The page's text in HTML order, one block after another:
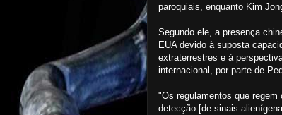
paroquiais, enquanto Kim
Segundo ele, a presença
EUA devido à suposta
extraterrestres e à
internacional, por parte de
"Os regulamentos que
detecção [de sinais